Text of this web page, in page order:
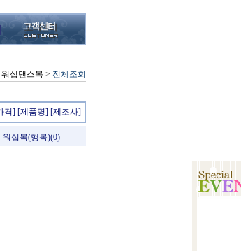
워십댄스복 > 전체조회
격] [제품명] [제조사]
워십복(행복)(0)